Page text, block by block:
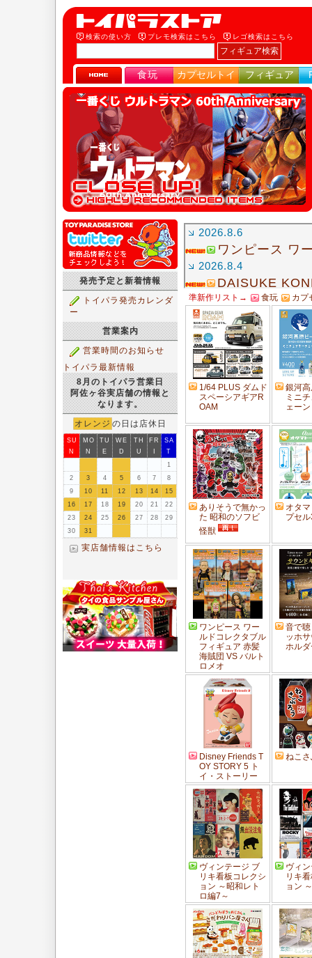
検索の使い方 プレモ検索はこちら レゴ検索はこちら
食玩 カプセルトイ フィギュア
発売予定と新着情報
トイパラ発売カレンダ
ー
営業案内
営業時間のお知らせ
トイパラ最新情報
8月のトイパラ営業日
阿佐ヶ谷実店舗の情報と
なります。
オレンジ の日は店休日
SU
N
MO
N
TU
E
WE
D
TH
U
FR
SA
T
1
2
3 4 5 6 7
8
9
10 11 12 13 14
15
16
17 18 19 20 21
22
23
24 25 26 27 28
29
30
31
実店舗情報はこちら
準新作リスト→ 食玩 カプ
1/64 PLUS ダムド
スペーシアギアR
OAM
銀河
ミニ
ェーン
ありそうで無かっ
た 昭和のソフビ
怪獣
オタ
プセ
ワンピース ワー
ルドコレクタブル
フィギュア 赤髪
海賊団 VS バルト
ロメオ
音で
ッホ
ホル
Disney Friends T
OY STORY 5 ト
イ・ストーリー
ねこ
ヴィンテージ ブ
リキ看板コレクシ
ョン ～昭和レト
ロ編7～
ヴィ
リキ
ョン